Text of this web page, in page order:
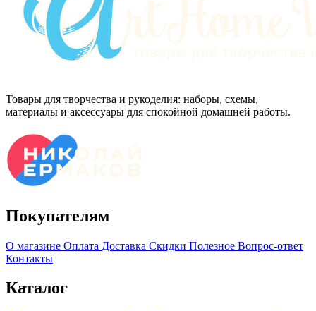
Товары для творчества и рукоделия: наборы, схемы,
материалы и аксессуары для спокойной домашней работы.
Покупателям
О магазине Оплата Доставка Скидки Полезное Вопрос-ответ
Контакты
Каталог